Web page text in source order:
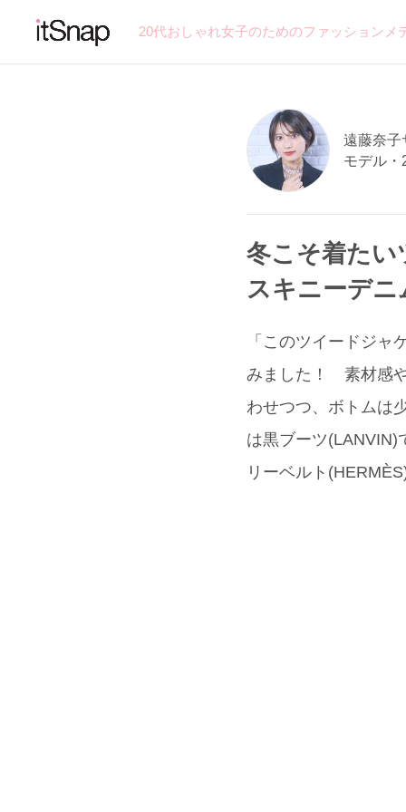
20代おしゃれ女子のためのファッション
遠藤奈子
モデル・
冬こそ着た
スキニーデ
「このツイードジ
みました！ 素材感
わせつつ、ボトムは
は黒ブーツ(LANVIN)
リーベルト